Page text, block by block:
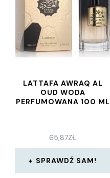
LATTAFA AWRAQ AL
OUD WODA
PERFUMOWANA 100 ML
65,87ZŁ
SPRAWDŹ SAM!